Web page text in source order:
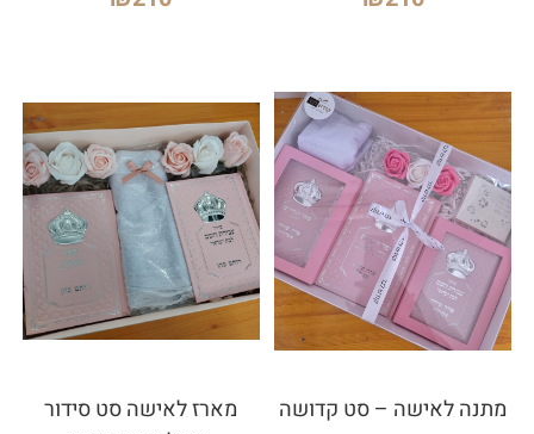
מתנה לאישה – סט קדושה
מארז לאישה סט סידור